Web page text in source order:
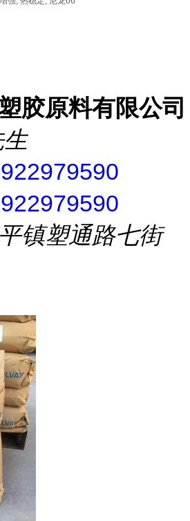
胶原料有限公司
镇塑通路七街